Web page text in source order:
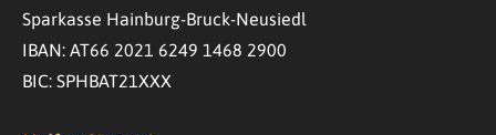
Sparkasse Hainburg-Bruck-Neusiedl
IBAN: AT66 2021 6249 1468 2900
BIC: SPHBAT21XXX